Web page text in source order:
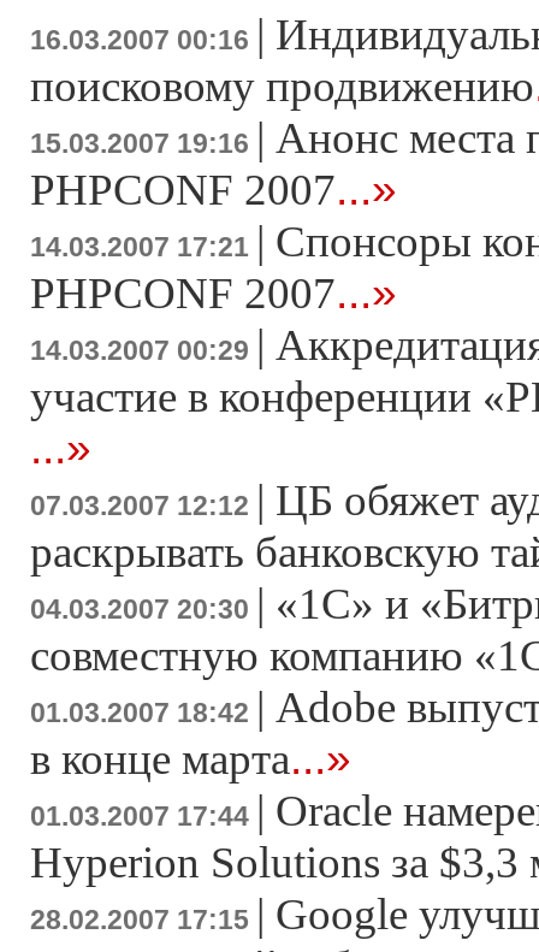
16.03.2007 00:16 |
поисковому продвижению
15.03.2007 19:16 | Анонс места
PHPCONF 2007...»
14.03.2007 17:21 | Спонсоры
PHPCONF 2007...»
14.03.2007 00:29 |
участие в конференции
...»
07.03.2007 12:12 | ЦБ обяжет
раскрывать банковскую
04.03.2007 20:30 | «1С» и
совместную компанию
01.03.2007 18:42 | Adobe
в конце марта...»
01.03.2007 17:44 | Oracle
Hyperion Solutions за
28.02.2007 17:15 | Google